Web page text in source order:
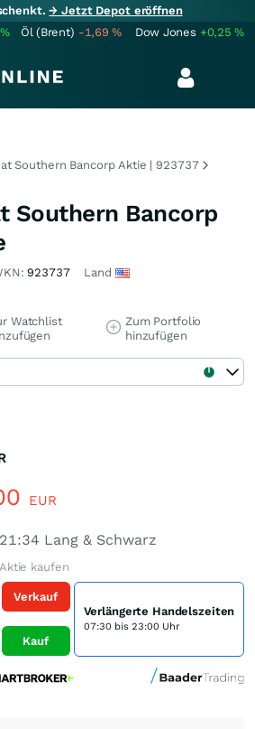
→ Jetzt Depot eröffnen
% Öl (Brent) -1,69% Dow Jones +0,25%
Southern Bancorp Aktie | 923737
Southern Bancorp
923737 Land
Watchlist
Zum Portfolio
hinzufügen
EUR
Lang & Schwarz
kaufen
Verkauf
Kauf
Verlängerte Handelszeiten
07:30 bis 23:00 Uhr